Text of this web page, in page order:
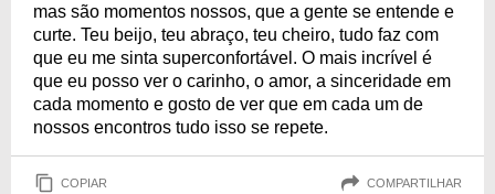
mas são momentos nossos, que a gente se entende e
curte. Teu beijo, teu abraço, teu cheiro, tudo faz com
que eu me sinta superconfortável. O mais incrível é
que eu posso ver o carinho, o amor, a sinceridade em
cada momento e gosto de ver que em cada um de
nossos encontros tudo isso se repete.
COPIAR COMPARTILHAR